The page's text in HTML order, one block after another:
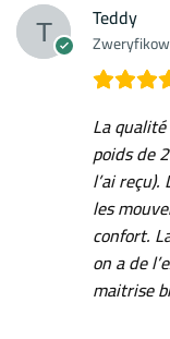
Teddy
La
poids de
l’ai
les
confort.
on a de
maitrise